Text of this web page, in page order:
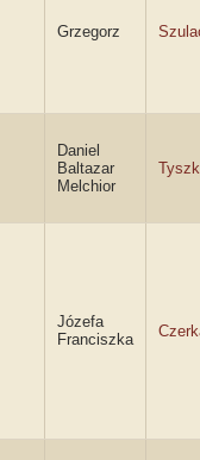
Grzegorz
Daniel
Baltazar
Melchior
Józefa
Franciszka